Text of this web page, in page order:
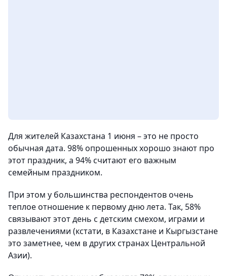
Для жителей Казахстана 1 июня – это не просто
обычная дата. 98% опрошенных хорошо знают про
этот праздник, а 94% считают его важным
семейным праздником.
При этом у большинства респондентов очень
теплое отношение к первому дню лета. Так, 58%
связывают этот день с детским смехом, играми и
развлечениями (кстати, в Казахстане и Кыргызстане
это заметнее, чем в других странах Центральной
Азии).